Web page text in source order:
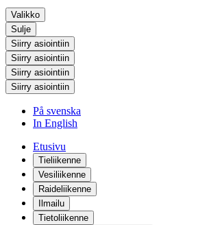
Valikko
Sulje
Siirry asiointiin
Siirry asiointiin
Siirry asiointiin
Siirry asiointiin
På svenska
In English
Etusivu
Tieliikenne
Vesiliikenne
Raideliikenne
Ilmailu
Tietoliikenne